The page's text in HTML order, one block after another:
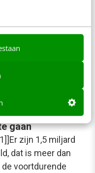
je geld verdienen
goed, ga
wordt ook geen
gaan
zijn 1,5 miljard
dat is meer dan
de voortdurende